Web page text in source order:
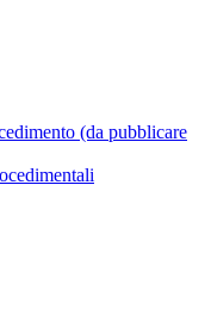
(da pubblicare